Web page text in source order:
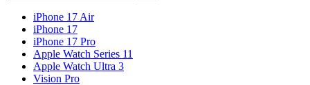
iPhone 17 Air
iPhone 17
iPhone 17 Pro
Apple Watch Series 11
Apple Watch Ultra 3
Vision Pro